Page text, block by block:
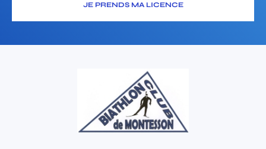
JE PRENDS MA LICENCE